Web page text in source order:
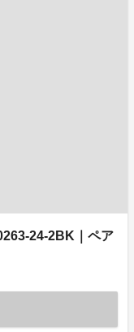
24-2BK｜ペア